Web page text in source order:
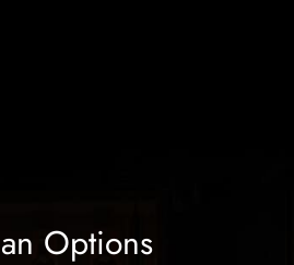
Options